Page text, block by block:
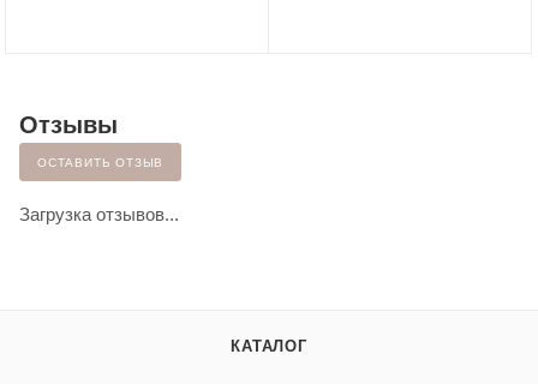
Отзывы
ОСТАВИТЬ ОТЗЫВ
Загрузка отзывов...
КАТАЛОГ